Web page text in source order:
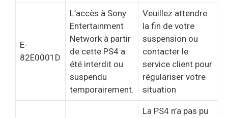
E-
82E0001D
L’accès à Sony
Entertainment
Network à partir
de cette PS4 a
été interdit ou
suspendu
temporairement.
Veuillez attendre
la fin de votre
suspension ou
contacter le
service client pour
régulariser votre
situation
La PS4 n’a pas pu